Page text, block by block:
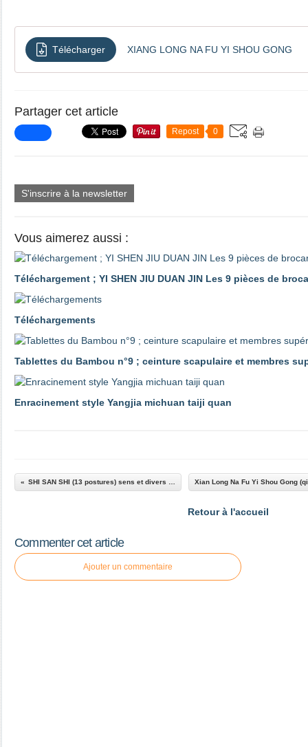
Télécharger XIANG LONG NA FU YI SHOU GONG
Partager cet article
Repost 0
S'inscrire à la newsletter
Vous aimerez aussi :
Téléchargement ; YI SHEN JIU DUAN JIN Les 9 pièces de
Téléchargements
Tablettes du Bambou n°9 ; ceinture scapulaire et membres
Enracinement style Yangjia michuan taiji quan
Retour à l'accueil
Commenter cet article
Ajouter un commentaire